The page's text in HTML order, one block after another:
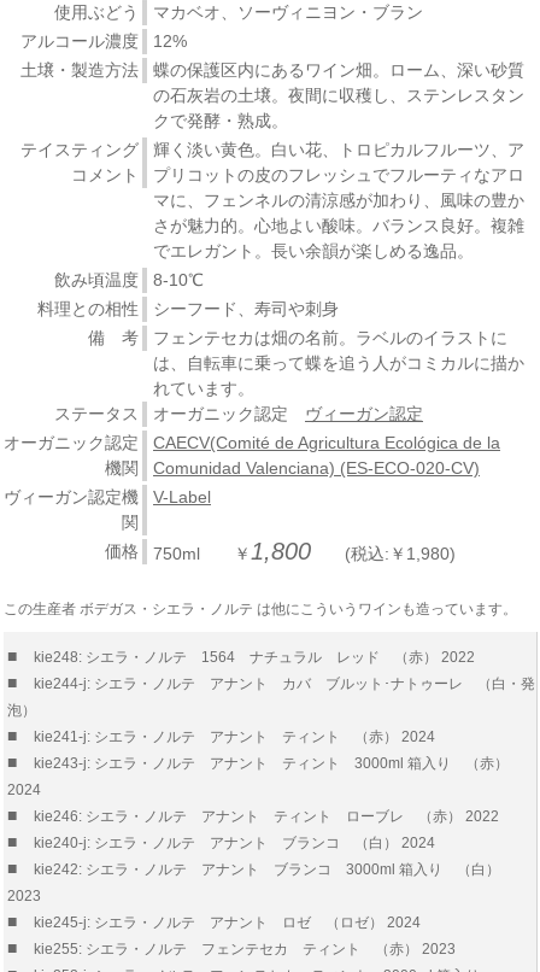
使用ぶどう
マカベオ、ソーヴィニヨン・ブラン
アルコール濃度
12%
土壌・製造方法
蝶の保護区内にあるワイン畑。ローム、深い砂質
の石灰岩の土壌。夜間に収穫し、ステンレスタン
クで発酵・熟成。
テイスティング
コメント
輝く淡い黄色。白い花、トロピカルフルーツ、ア
プリコットの皮のフレッシュでフルーティなアロ
マに、フェンネルの清涼感が加わり、風味の豊か
さが魅力的。心地よい酸味。バランス良好。複雑
でエレガント。長い余韻が楽しめる逸品。
飲み頃温度
8-10℃
料理との相性
シーフード、寿司や刺身
備 考
フェンテセカは畑の名前。ラベルのイラストに
は、自転車に乗って蝶を追う人がコミカルに描か
れています。
ステータス
オーガニック認定 ヴィーガン認定
オーガニック認定
機関
CAECV(Comité de Agricultura Ecológica de la
Comunidad Valenciana) (ES-ECO-020-CV)
ヴィーガン認定機
関
V-Label
価格 750ml ￥ 1,800 (税込:￥1,980)
この生産者 ボデガス・シエラ・ノルテ は他にこういうワインも造っています。
■ kie248: シエラ・ノルテ 1564 ナチュラル レッド （赤） 2022
■ kie244-j: シエラ・ノルテ アナント カバ ブルット･ナトゥーレ （白・発
泡）
■ kie241-j: シエラ・ノルテ アナント ティント （赤） 2024
■ kie243-j: シエラ・ノルテ アナント ティント 3000ml 箱入り （赤）
2024
■ kie246: シエラ・ノルテ アナント ティント ローブレ （赤） 2022
■ kie240-j: シエラ・ノルテ アナント ブランコ （白） 2024
■ kie242: シエラ・ノルテ アナント ブランコ 3000ml 箱入り （白）
2023
■ kie245-j: シエラ・ノルテ アナント ロゼ （ロゼ） 2024
■ kie255: シエラ・ノルテ フェンテセカ ティント （赤） 2023